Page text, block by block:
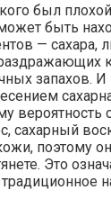
кого был
быть
— сахара,
запахов. И
вероятность
сахарный
поэтому
Это